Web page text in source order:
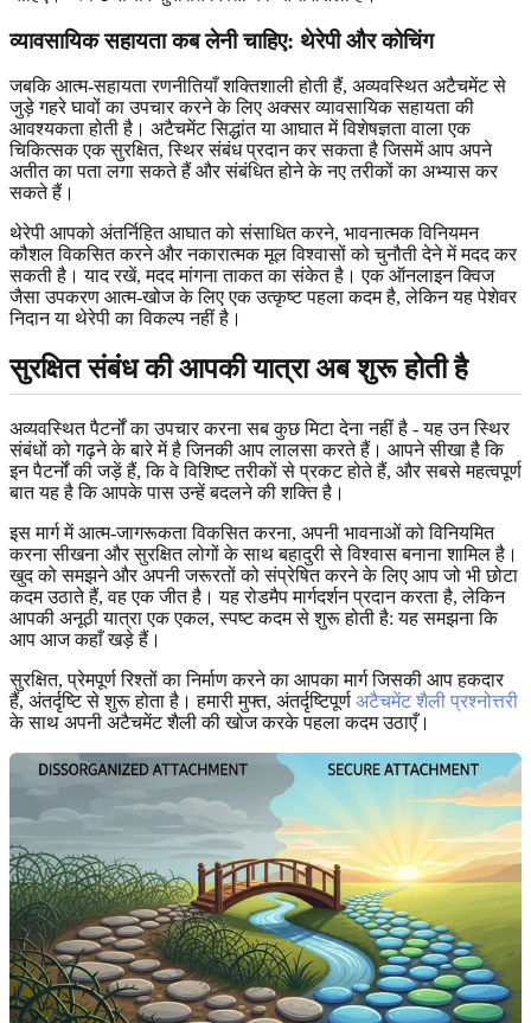
व्यावसायिक सहायता कब लेनी चाहिए: थेरेपी और कोचिंग
जबकि आत्म-सहायता रणनीतियाँ शक्तिशाली होती हैं, अव्यवस्थित अटैचमेंट से
जुड़े गहरे घावों का उपचार करने के लिए अक्सर व्यावसायिक सहायता की
आवश्यकता होती है। अटैचमेंट सिद्धांत या आघात में विशेषज्ञता वाला एक
चिकित्सक एक सुरक्षित, स्थिर संबंध प्रदान कर सकता है जिसमें आप अपने
अतीत का पता लगा सकते हैं और संबंधित होने के नए तरीकों का अभ्यास कर
सकते हैं।
थेरेपी आपको अंतर्निहित आघात को संसाधित करने, भावनात्मक विनियमन
कौशल विकसित करने और नकारात्मक मूल विश्वासों को चुनौती देने में मदद कर
सकती है। याद रखें, मदद मांगना ताकत का संकेत है। एक ऑनलाइन क्विज
जैसा उपकरण आत्म-खोज के लिए एक उत्कृष्ट पहला कदम है, लेकिन यह पेशेवर
निदान या थेरेपी का विकल्प नहीं है।
सुरक्षित संबंध की आपकी यात्रा अब शुरू होती है
अव्यवस्थित पैटर्नों का उपचार करना सब कुछ मिटा देना नहीं है - यह उन स्थिर
संबंधों को गढ़ने के बारे में है जिनकी आप लालसा करते हैं। आपने सीखा है कि
इन पैटर्नों की जड़ें हैं, कि वे विशिष्ट तरीकों से प्रकट होते हैं, और सबसे महत्वपूर्ण
बात यह है कि आपके पास उन्हें बदलने की शक्ति है।
इस मार्ग में आत्म-जागरूकता विकसित करना, अपनी भावनाओं को विनियमित
करना सीखना और सुरक्षित लोगों के साथ बहादुरी से विश्वास बनाना शामिल है।
खुद को समझने और अपनी जरूरतों को संप्रेषित करने के लिए आप जो भी छोटा
कदम उठाते हैं, वह एक जीत है। यह रोडमैप मार्गदर्शन प्रदान करता है, लेकिन
आपकी अनूठी यात्रा एक एकल, स्पष्ट कदम से शुरू होती है: यह समझना कि
आप आज कहाँ खड़े हैं।
सुरक्षित, प्रेमपूर्ण रिश्तों का निर्माण करने का आपका मार्ग जिसकी आप हकदार
हैं, अंतर्दृष्टि से शुरू होता है। हमारी मुफ्त, अंतर्दृष्टिपूर्ण अटैचमेंट शैली प्रश्नोत्तरी
के साथ अपनी अटैचमेंट शैली की खोज करके पहला कदम उठाएँ।